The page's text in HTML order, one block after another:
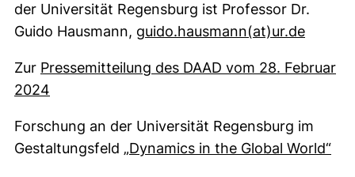
der Universität Regensburg ist Professor Dr.
Guido Hausmann, guido.hausmann​(at)​ur.de(öffnet
Zur Pressemitteilung des DAAD vom 28. Februar
2024
Forschung an der Universität Regensburg im
Gestaltungsfeld „Dynamics in the Global World“